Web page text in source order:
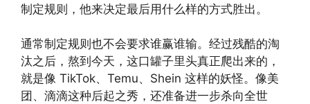
制定规则，他来决定最后用什么样的方式胜出。
通常制定规则也不会要求谁赢谁输。经过残酷的淘
汰之后，熬到今天，这口罐子里头真正爬出来的，
就是像 TikTok、Temu、Shein 这样的妖怪。像美
团、滴滴这种后起之秀，还准备进一步杀向全世